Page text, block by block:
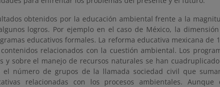
obtenidos por la educación ambiental frente a la
logros. Por ejemplo en el caso de México, la
educativos formales. La reforma educativa mexicana de
relacionados con la cuestión ambiental. Los
y sobre el manejo de recursos naturales se han
número de grupos de la llamada sociedad civil que
relacionadas con los procesos ambientales. Aunque